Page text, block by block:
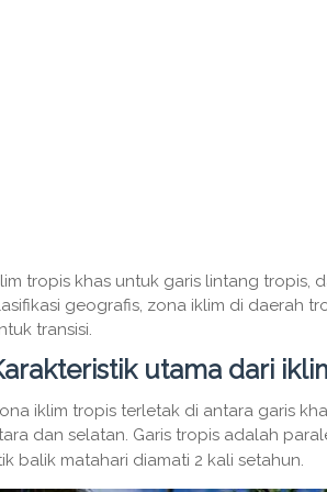
tropis khas untuk garis lintang tropis,
geografis, zona iklim di daerah
transisi.
utama dari
iklim tropis terletak di antara garis
dan selatan. Garis tropis adalah
balik matahari diamati 2 kali setahun.